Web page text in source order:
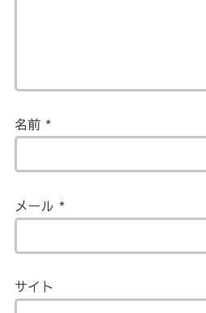
名前 *
メール *
サイト